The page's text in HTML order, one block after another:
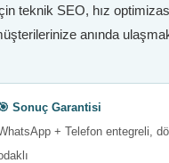
teknik SEO, hız
anında
Sonuç Garantisi
+ Telefon entegreli,